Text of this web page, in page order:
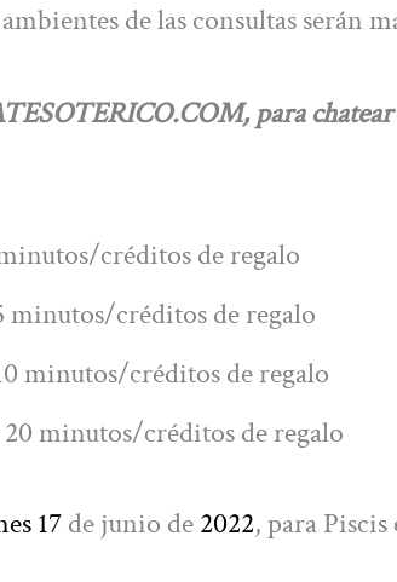
de las consultas serán
para
créditos de regalo
créditos de regalo
minutos/créditos de regalo
minutos/créditos de regalo
17de junio de2022, para